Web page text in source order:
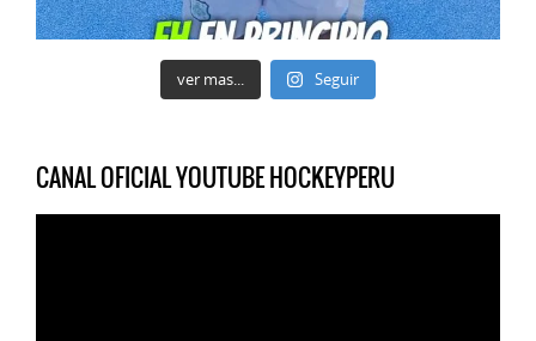
ver mas... Seguir
CANAL OFICIAL YOUTUBE HOCKEYPERU